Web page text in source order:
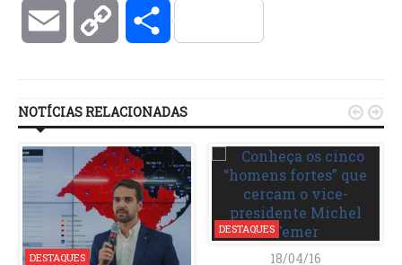
Email Copy Compartilhar
NOTÍCIAS RELACIONADAS
DESTAQUES
DESTAQUES
18/04/16
 